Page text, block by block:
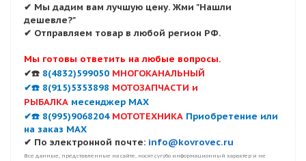
✔ Мы дадим вам лучшую цену. Жми "Нашли
дешевле?"
✔ Отправляем товар в любой регион РФ.
Мы готовы ответить на любые вопросы.
✔☎️ 8(4832)599050 МНОГОКАНАЛЬНЫЙ
✔☎️ 8(915)5353898 МОТОЗАПЧАСТИ и
РЫБАЛКА месенджер MAX
✔☎️ 8(995)9068204 МОТОТЕХНИКА Приобретение или
на заказ MAX
✔ По электронной почте: info@kovrovec.ru
Все данные, представленные на сайте, носят сугубо информационный характер и не